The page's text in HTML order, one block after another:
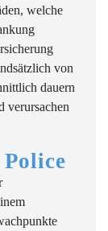
welche
von
dauern
verursachen